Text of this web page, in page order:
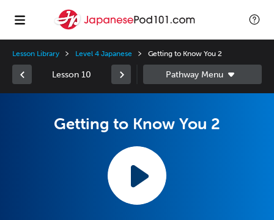
Lesson Library Level 4 Japanese Getting to Know You 2
Lesson 10
Getting to Know You 2